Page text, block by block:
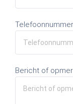
Telefoonnummer
Bericht of